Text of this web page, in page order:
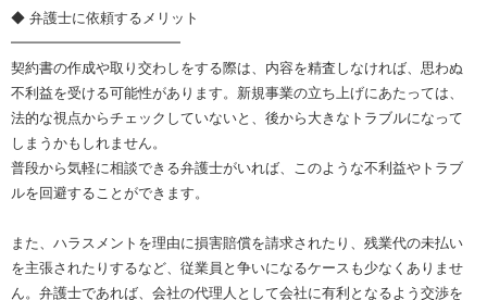
◆ 弁護士に依頼するメリット
━━━━━━━━━━━━
契約書の作成や取り交わしをする際は、内容を精査しなければ、思わぬ
不利益を受ける可能性があります。新規事業の立ち上げにあたっては、
法的な視点からチェックしていないと、後から大きなトラブルになって
しまうかもしれません。
普段から気軽に相談できる弁護士がいれば、このような不利益やトラブ
ルを回避することができます。
また、ハラスメントを理由に損害賠償を請求されたり、残業代の未払い
を主張されたりするなど、従業員と争いになるケースも少なくありませ
ん。弁護士であれば、会社の代理人として会社に有利となるよう交渉を